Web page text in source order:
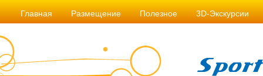
Главная Размещение Полезное 3D-Экскурсии